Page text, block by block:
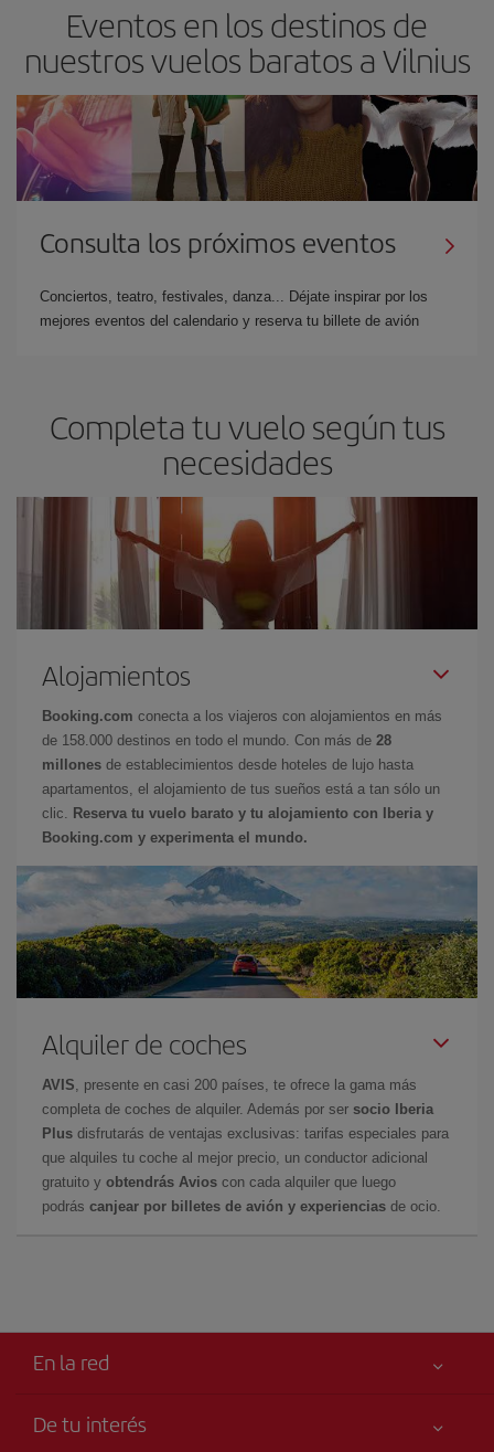
Eventos en los destinos de
nuestros vuelos baratos a Vilnius
Consulta los próximos eventos
Conciertos, teatro, festivales, danza... Déjate inspirar por los
mejores eventos del calendario y reserva tu billete de avión
Completa tu vuelo según tus
necesidades
Alojamientos
Booking.com conecta a los viajeros con alojamientos en más
de 158.000 destinos en todo el mundo. Con más de 28
millones de establecimientos desde hoteles de lujo hasta
apartamentos, el alojamiento de tus sueños está a tan sólo un
clic. Reserva tu vuelo barato y tu alojamiento con Iberia y
Booking.com y experimenta el mundo.
Alquiler de coches
AVIS, presente en casi 200 países, te ofrece la gama más
completa de coches de alquiler. Además por ser socio Iberia
Plus disfrutarás de ventajas exclusivas: tarifas especiales para
que alquiles tu coche al mejor precio, un conductor adicional
gratuito y obtendrás Avios con cada alquiler que luego
podrás canjear por billetes de avión y experiencias de ocio.
En la red
De tu interés